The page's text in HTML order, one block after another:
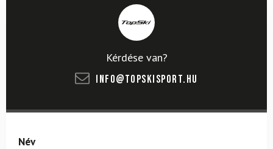
Kérdése van?
info@topskisport.hu
Név